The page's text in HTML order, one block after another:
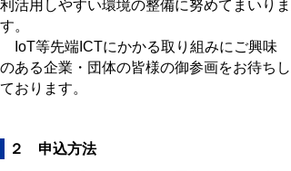
利活用しやすい環境の整備に努めてまいりま
す。
IoT等先端ICTにかかる取り組みにご興味
のある企業・団体の皆様の御参画をお待ちし
ております。
２ 申込方法